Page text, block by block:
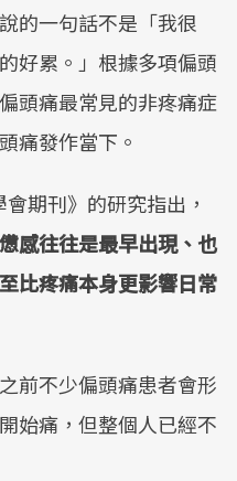
的一句話不是「我很
好累。」根據多項偏頭
頭痛最常見的非疼痛症
痛發作當下。
期刊》的研究指出，
感往往是最早出現、也
比疼痛本身更影響日常
前不少偏頭痛患者會形
始痛，但整個人已經不